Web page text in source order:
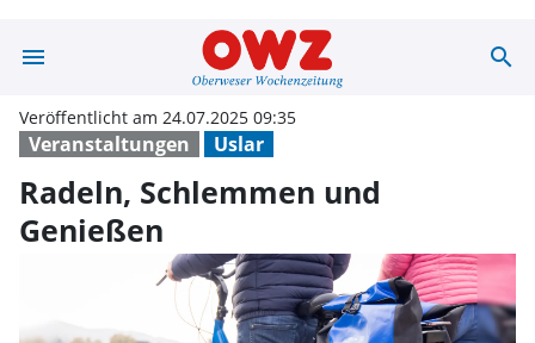
menu Radeln, search
Veranstaltungen Uslar
Veröffentlicht am 24.07.2025 09:35
Radeln, Schlemmen und
Genießen